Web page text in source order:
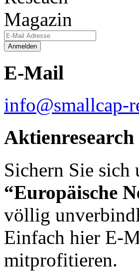
E-Mail
info@smallcap-
Sichern Sie sich
“Europäische
völlig
Einfach hier E-
mitprofitieren.